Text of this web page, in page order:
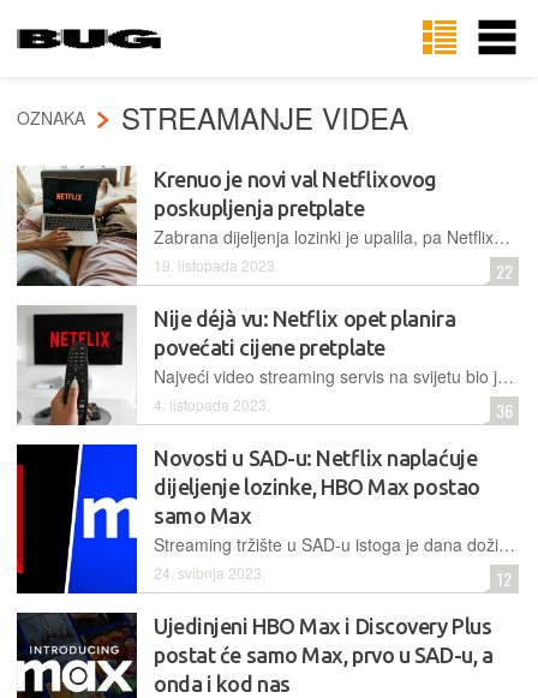
OZNAKA STREAMANJE VIDEA
Krenuo je novi val Netflixovog
poskupljenja pretplate
Zabrana dijeljenja lozinki je upalila, pa Netflixu broj pretplatnika raste najviše od razdoblja pandemije. U skladu s tim, pretplata ponovno poskupljuje na tržištima SAD-a, UK i Francuske
19. listopada 2023. 22
Nije déjà vu: Netflix opet planira
povećati cijene pretplate
Najveći video streaming servis na svijetu bio je među prvima s idejama poput zabrane dijeljenja lozinki i uvođenja reklama u jeftine pakete, a svoje "liderstvo" namjeravaju zadržati i kad je riječ o cijenama
4. listopada 2023. 36
Novosti u SAD-u: Netflix naplaćuje
dijeljenje lozinke, HBO Max postao
samo Max
Streaming tržište u SAD-u istoga je dana doživjelo dvije značajne promjene, koje bismo uskoro mogli doživjeti i kod nas. Netflix je odustao od slobodnog dijeljenja lozinki, a HBO od svojeg poznatog imena
24. svibnja 2023. 12
Ujedinjeni HBO Max i Discovery Plus
postat će samo Max, prvo u SAD-u, a
onda i kod nas